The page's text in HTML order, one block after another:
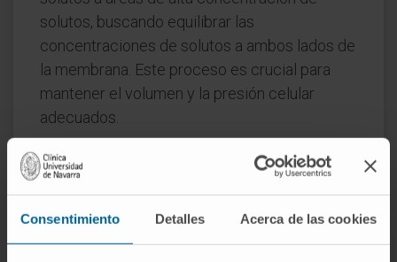
Consentimiento Detalles Acerca de las cookies
solutos, buscando equilibrar las
concentraciones de solutos a ambos lados de
la membrana. Este proceso es crucial para
mantener el volumen y la presión celular
adecuados.
El transporte pasivo es esencial para
numerosas funciones celulares y procesos
oxígeno y dióxido de carbono en los pulmones
y tejidos ocurre a través de la difusión simple.